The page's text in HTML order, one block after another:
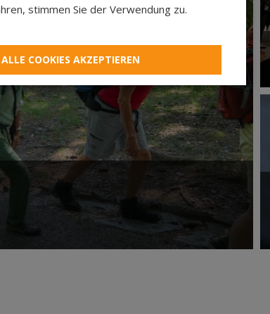
stimmen Sie der Verwendung zu.
ALLE COOKIES AKZEPTIEREN